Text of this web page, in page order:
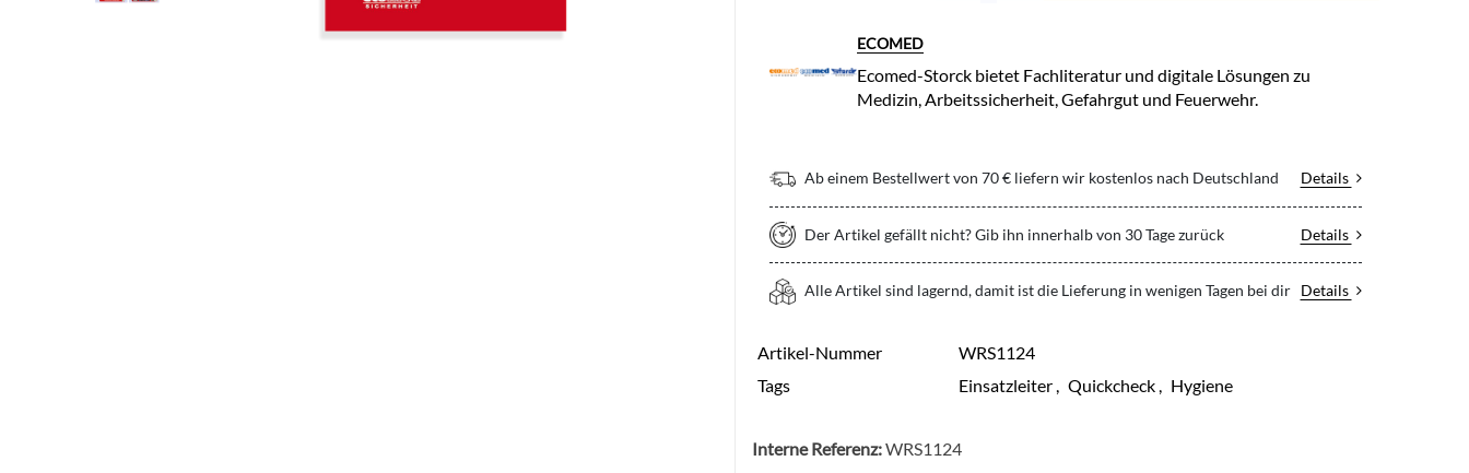
ECOMED
Ecomed-Storck bietet Fachliteratur und digitale Lösungen zu
Medizin, Arbeitssicherheit, Gefahrgut und Feuerwehr.
Ab einem Bestellwert von 70 € liefern wir kostenlos nach Deutschland Details
Der Artikel gefällt nicht? Gib ihn innerhalb von 30 Tage zurück Details
Alle Artikel sind lagernd, damit ist die Lieferung in wenigen Tagen bei dir Details
Artikel-Nummer
WRS1124
Tags
Einsatzleiter, Quickcheck, Hygiene
Interne Referenz:WRS1124